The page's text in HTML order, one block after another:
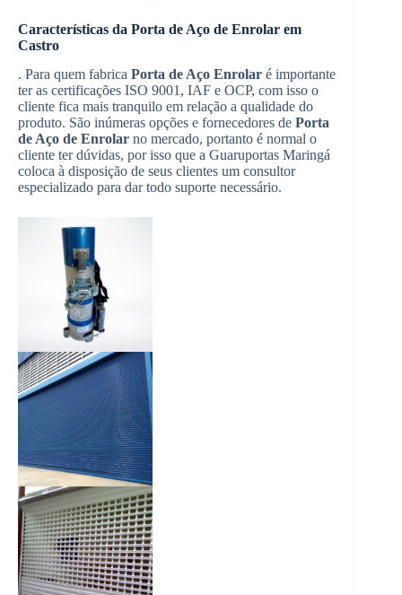
Características da Porta de Aço de Enrolar em
Castro
. Para quem fabrica Porta de Aço Enrolar é importante
ter as certificações ISO 9001, IAF e OCP, com isso o
cliente fica mais tranquilo em relação a qualidade do
produto. São inúmeras opções e fornecedores de Porta
de Aço de Enrolar no mercado, portanto é normal o
cliente ter dúvidas, por isso que a Guaruportas Maringá
coloca à disposição de seus clientes um consultor
especializado para dar todo suporte necessário.